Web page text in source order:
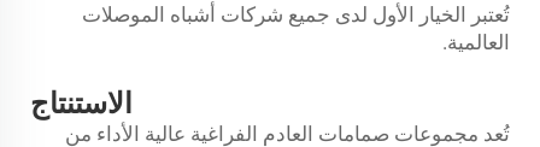
تُعتبر الخيار الأول لدى جميع شركات أشباه الموصلات
العالمية.
الاستنتاج
تُعد مجموعات صمامات العادم الفراغية عالية الأداء من